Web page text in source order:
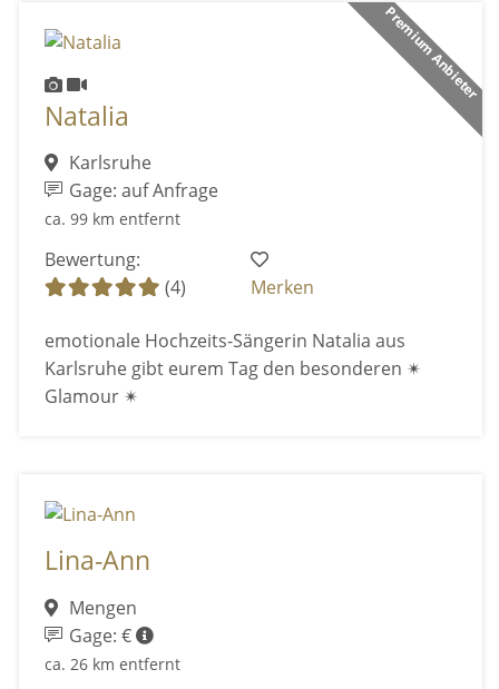
Premium Anbieter
Natalia
Karlsruhe
Gage: auf Anfrage
ca. 99 km entfernt
Bewertung:
(4)
Merken
emotionale Hochzeits-Sängerin Natalia aus
Karlsruhe gibt eurem Tag den besonderen ✴
Glamour ✴
Lina-Ann
Mengen
Gage: €
ca. 26 km entfernt